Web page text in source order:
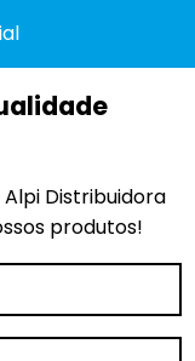
Distribuidora
produtos!